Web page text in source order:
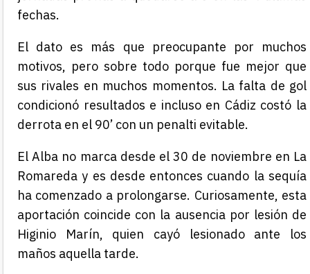
fechas.
El dato es más que preocupante por muchos
motivos, pero sobre todo porque fue mejor que
sus rivales en muchos momentos. La falta de gol
condicionó resultados e incluso en Cádiz costó la
derrota en el 90’ con un penalti evitable.
El Alba no marca desde el 30 de noviembre en La
Romareda y es desde entonces cuando la sequía
ha comenzado a prolongarse. Curiosamente, esta
aportación coincide con la ausencia por lesión de
Higinio Marín, quien cayó lesionado ante los
maños aquella tarde.